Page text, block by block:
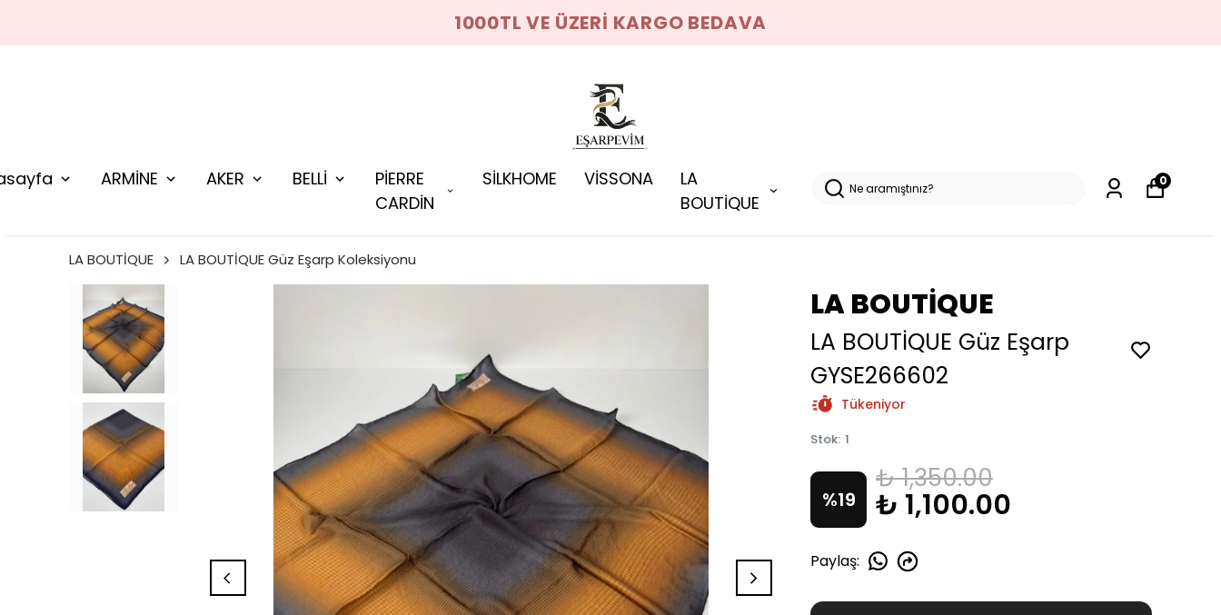
1000TL VE ÜZERİ KARGO BEDAVA
ARMİNE AKER BELLİ
PİERRE
CARDİN
SİLKHOME VİSSONA
LA
BOUTİQUE
0
LA BOUTİQUE LA BOUTİQUE Güz Eşarp Koleksiyonu
LA BOUTİQUE
LA BOUTİQUE Güz Eşarp
GYSE266602
Tükeniyor
Stok: 1
%19
₺ 1,350.00
₺ 1,100.00
Paylaş: